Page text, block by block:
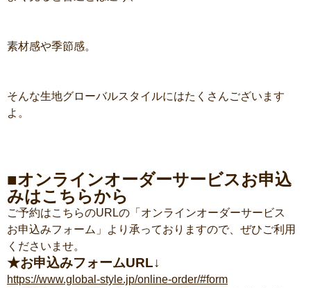
素材感や季節感。
そんな生地グローバルスタイルにはたくさんございます
よ。
■オンラインオーダーサービスお申込
みはこちらから
ご予約はこちらのURLの「オンラインオーダーサービス
お申込みフォーム」より承っておりますので、ぜひご利用
くださいませ。
★お申込みフォームURL↓
https://www.global-style.jp/online-order/#form